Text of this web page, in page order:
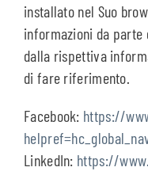
installato nel Suo
informazioni da parte
dalla rispettiva
di fare riferimento.
Facebook: https://
LinkedIn: https://